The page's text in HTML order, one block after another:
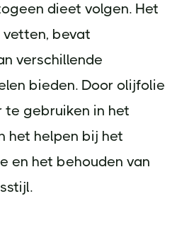
dieet volgen. Het
vetten, bevat
verschillende
bieden. Door olijfolie
te gebruiken in het
het helpen bij het
en het behouden van